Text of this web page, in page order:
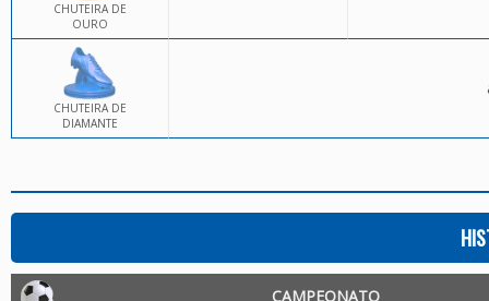
CHUTEIRA DE
OURO
CHUTEIRA DE
DIAMANTE
CAMPEONATO